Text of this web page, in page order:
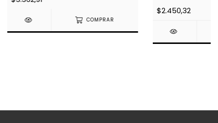
COMPRAR
$2.450,32